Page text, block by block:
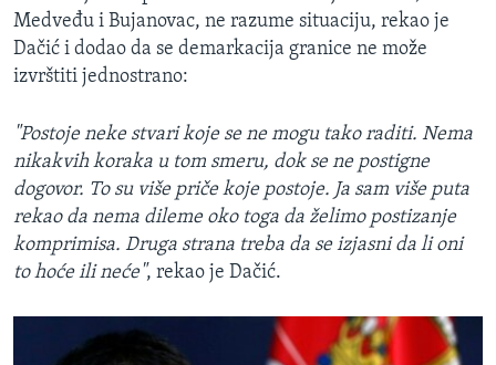
Medveđu i Bujanovac, ne razume situaciju, rekao je
Dačić i dodao da se demarkacija granice ne može
izvrštiti jednostrano:
"Postoje neke stvari koje se ne mogu tako raditi. Nema
nikakvih koraka u tom smeru, dok se ne postigne
dogovor. To su više priče koje postoje. Ja sam više puta
rekao da nema dileme oko toga da želimo postizanje
komprimisa. Druga strana treba da se izjasni da li oni
to hoće ili neće", rekao je Dačić.